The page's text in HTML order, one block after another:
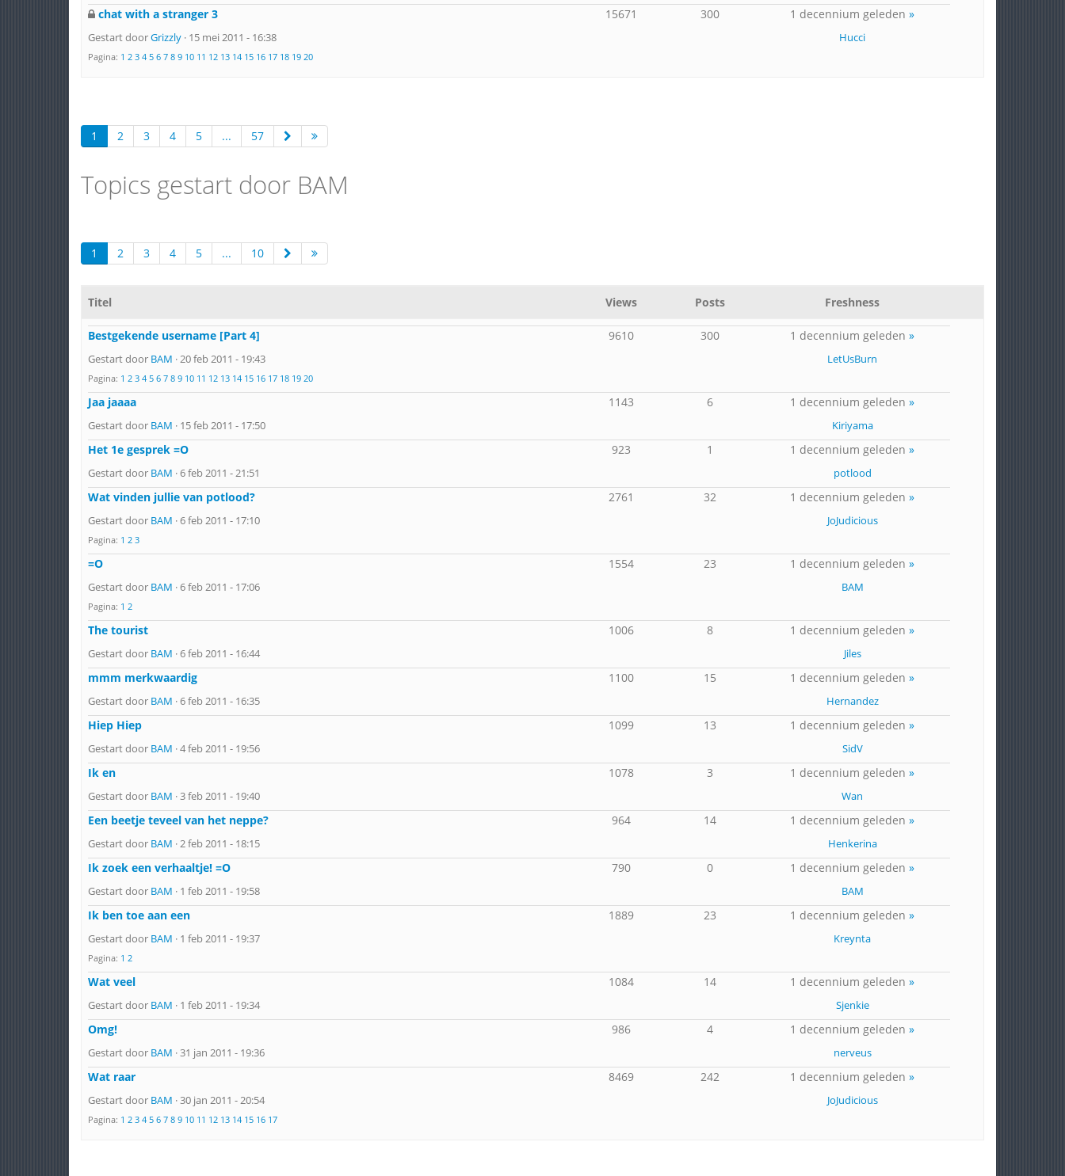
chat with a stranger 3
Gestart doorGrizzly · 15 mei 2011 - 16:38
Pagina: 1 2 3 4 5 6 7 8 9 10 11 12 13 14 15 16 17 18 19 20
15671 300 1 decennium geleden»
Hucci
1 2 3 4 5 ... 57
Topics gestart door BAM
1 2 3 4 5 ... 10
Titel Views Posts Freshness
Bestgekende username [Part 4]
Gestart door BAM · 20 feb 2011 - 19:43
Pagina: 1 2 3 4 5 6 7 8 9 10 11 12 13 14 15 16 17 18 19 20
9610 300 1 decennium geleden»
LetUsBurn
Jaa jaaaa
Gestart door BAM · 15 feb 2011 - 17:50
1143 6 1 decennium geleden»
Kiriyama
Het 1e gesprek =O
Gestart door BAM · 6 feb 2011 - 21:51
923 1 1 decennium geleden»
potlood
Wat vinden jullie van potlood?
Gestart door BAM · 6 feb 2011 - 17:10
Pagina: 1 2 3
2761 32 1 decennium geleden»
JoJudicious
=O
Gestart door BAM · 6 feb 2011 - 17:06
Pagina: 1 2
1554 23 1 decennium geleden»
BAM
The tourist
Gestart door BAM · 6 feb 2011 - 16:44
1006 8 1 decennium geleden»
Jiles
mmm merkwaardig
Gestart door BAM · 6 feb 2011 - 16:35
1100 15 1 decennium geleden»
Hernandez
Hiep Hiep
Gestart door BAM · 4 feb 2011 - 19:56
1099 13 1 decennium geleden»
SidV
Ik en
Gestart door BAM · 3 feb 2011 - 19:40
1078 3 1 decennium geleden»
Wan
Een beetje teveel van het neppe?
Gestart door BAM · 2 feb 2011 - 18:15
964 14 1 decennium geleden»
Henkerina
Ik zoek een verhaaltje! =O
Gestart door BAM · 1 feb 2011 - 19:58
790 0 1 decennium geleden»
BAM
Ik ben toe aan een
Gestart door BAM · 1 feb 2011 - 19:37
Pagina: 1 2
1889 23 1 decennium geleden»
Kreynta
Wat veel
Gestart door BAM · 1 feb 2011 - 19:34
1084 14 1 decennium geleden»
Sjenkie
Omg!
Gestart door BAM · 31 jan 2011 - 19:36
986 4 1 decennium geleden»
nerveus
Wat raar
Gestart door BAM · 30 jan 2011 - 20:54
Pagina: 1 2 3 4 5 6 7 8 9 10 11 12 13 14 15 16 17
8469 242 1 decennium geleden»
JoJudicious